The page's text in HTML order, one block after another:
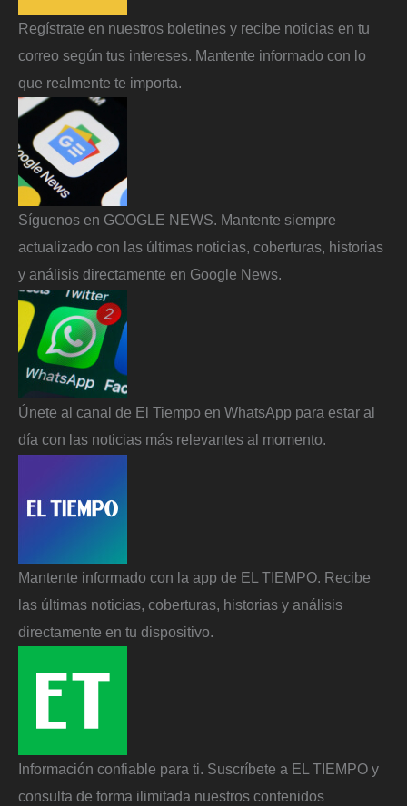
Regístrate en nuestros boletines y recibe noticias en tu
correo según tus intereses. Mantente informado con lo
que realmente te importa.
Síguenos en GOOGLE NEWS. Mantente siempre
actualizado con las últimas noticias, coberturas, historias
y análisis directamente en Google News.
Únete al canal de El Tiempo en WhatsApp para estar al
día con las noticias más relevantes al momento.
Mantente informado con la app de EL TIEMPO. Recibe
las últimas noticias, coberturas, historias y análisis
directamente en tu dispositivo.
Información confiable para ti. Suscríbete a EL TIEMPO y
consulta de forma ilimitada nuestros contenidos